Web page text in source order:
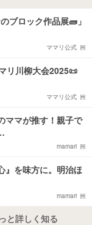
ブロック作品展🧱」
ママリ公式
リ川柳大会2025📜
ママリ公式
ママが推す！親子で
mamari
』を味方に。明治ほ
mamari
と詳しく知る